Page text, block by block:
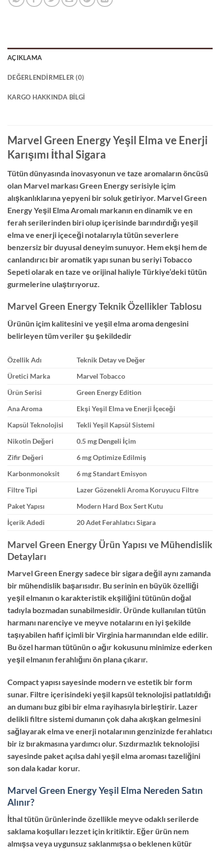
AÇIKLAMA
DEĞERLENDIRMELER (0)
KARGO HAKKINDA BILGI
Marvel Green Energy Yeşil Elma ve Enerji
Karışımı İthal Sigara
Tütün dünyasında inovasyonun ve taze aromaların öncüsü
olan Marvel markası Green Energy serisiyle içim
alışkanlıklarına yepyeni bir soluk getiriyor. Marvel Green
Energy Yeşil Elma Aromalı markanın en dinamik ve en
ferah serilerinden biri olup içerisinde barındırdığı yeşil
elma ve enerji içeceği notalarıyla tütün severlere
benzersiz bir duyusal deneyim sunuyor. Hem ekşi hem de
canlandırıcı bir aromatik yapı sunan bu seriyiTobacco
Sepetiolarak en taze ve orijinal haliyle Türkiye’deki tütün
gurmelerine ulaştırıyoruz.
Marvel Green Energy Teknik Özellikler Tablosu
Ürünün içim kalitesini ve yeşil elma aroma dengesini
belirleyen tüm veriler şu şekildedir
Özellik Adı
Teknik Detay ve Değer
Üretici Marka
Marvel Tobacco
Ürün Serisi
Green Energy Edition
Ana Aroma
Ekşi Yeşil Elma ve Enerji İçeceği
Kapsül Teknolojisi
Tekli Yeşil Kapsül Sistemi
Nikotin Değeri
0.5 mg Dengeli İçim
Zifir Değeri
6 mg Optimize Edilmiş
Karbonmonoksit
6 mg Standart Emisyon
Filtre Tipi
Lazer Gözenekli Aroma Koruyucu Filtre
Paket Yapısı
Modern Hard Box Sert Kutu
İçerik Adedi
20 Adet Ferahlatıcı Sigara
Marvel Green Energy Ürün Yapısı ve Mühendislik
Detayları
Marvel Green Energy sadece bir sigara değil aynı zamanda
bir mühendislik başarısıdır. Bu serinin en büyük özelliği
yeşil elmanın o karakteristik ekşiliğini tütünün doğal
tadıyla bozmadan sunabilmesidir. Üründe kullanılan tütün
harmanı narenciye ve meyve notalarını en iyi şekilde
taşıyabilen hafif içimli bir Virginia harmanından elde edilir.
Bu özel harman tütünün o ağır kokusunu minimize ederken
yeşil elmanın ferahlığını ön plana çıkarır.
Compact yapısı sayesinde modern ve estetik bir form
sunar. Filtre içerisindeki yeşil kapsül teknolojisi patlatıldığı
an dumanı buz gibi bir elma rayihasıyla birleştirir. Lazer
delikli filtre sistemi dumanın çok daha akışkan gelmesini
sağlayarak elma ve enerji notalarının genzinizde ferahlatıcı
bir iz bırakmasına yardımcı olur. Sızdırmazlık teknolojisi
sayesinde paket açılsa dahi yeşil elma aroması tazeliğini
son dala kadar korur.
Marvel Green Energy Yeşil Elma Nereden Satın
Alınır?
İthal tütün ürünlerinde özellikle meyve odaklı serilerde
saklama koşulları lezzet için kritiktir. Eğer ürün nem
almışsa veya uygunsuz saklanmışsa o beklenen kütür